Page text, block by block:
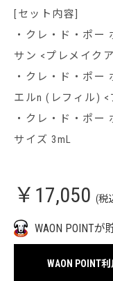
[セット内容]
・クレ・ド・ポー
サン <プレメイク
・クレ・ド・ポー
エルn (レフィル) <
・クレ・ド・ポー
サイズ 3mL
￥17,050 (税
WAON POINT
WAON POINT